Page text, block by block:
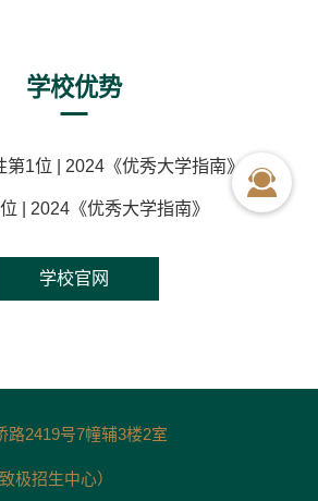
学校优势
1位 | 2024《优秀大学指南》
| 2024《优秀大学指南》
学校官网
路2419号7幢辅3楼2室
极招生中心）